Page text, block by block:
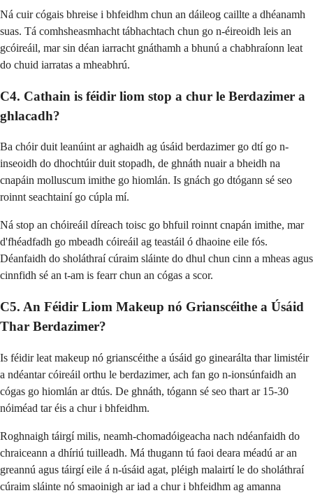
Ná cuir cógais bhreise i bhfeidhm chun an dáileog caillte a dhéanamh
suas. Tá comhsheasmhacht tábhachtach chun go n-éireoidh leis an
gcóireáil, mar sin déan iarracht gnáthamh a bhunú a chabhraíonn leat
do chuid iarratas a mheabhrú.
C4. Cathain is féidir liom stop a chur le Berdazimer a
ghlacadh?
Ba chóir duit leanúint ar aghaidh ag úsáid berdazimer go dtí go n-
inseoidh do dhochtúir duit stopadh, de ghnáth nuair a bheidh na
cnapáin molluscum imithe go hiomlán. Is gnách go dtógann sé seo
roinnt seachtainí go cúpla mí.
Ná stop an chóireáil díreach toisc go bhfuil roinnt cnapán imithe, mar
d'fhéadfadh go mbeadh cóireáil ag teastáil ó dhaoine eile fós.
Déanfaidh do sholáthraí cúraim sláinte do dhul chun cinn a mheas agus
cinnfidh sé an t-am is fearr chun an cógas a scor.
C5. An Féidir Liom Makeup nó Grianscéithe a Úsáid
Thar Berdazimer?
Is féidir leat makeup nó grianscéithe a úsáid go ginearálta thar limistéir
a ndéantar cóireáil orthu le berdazimer, ach fan go n-ionsúnfaidh an
cógas go hiomlán ar dtús. De ghnáth, tógann sé seo thart ar 15-30
nóiméad tar éis a chur i bhfeidhm.
Roghnaigh táirgí milis, neamh-chomadóigeacha nach ndéanfaidh do
chraiceann a dhíriú tuilleadh. Má thugann tú faoi deara méadú ar an
greannú agus táirgí eile á n-úsáid agat, pléigh malairtí le do sholáthraí
cúraim sláinte nó smaoinigh ar iad a chur i bhfeidhm ag amanna